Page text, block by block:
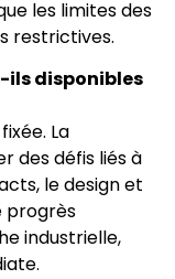
les limites des
restrictives.
ils disponibles
La
des défis liés à
le design et
progrès
industrielle,